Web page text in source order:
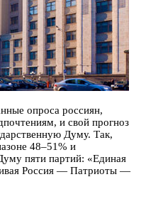
опроса россиян,
и свой прогноз
Думу. Так,
48–51% и
пяти партий: «Единая
Россия — Патриоты —